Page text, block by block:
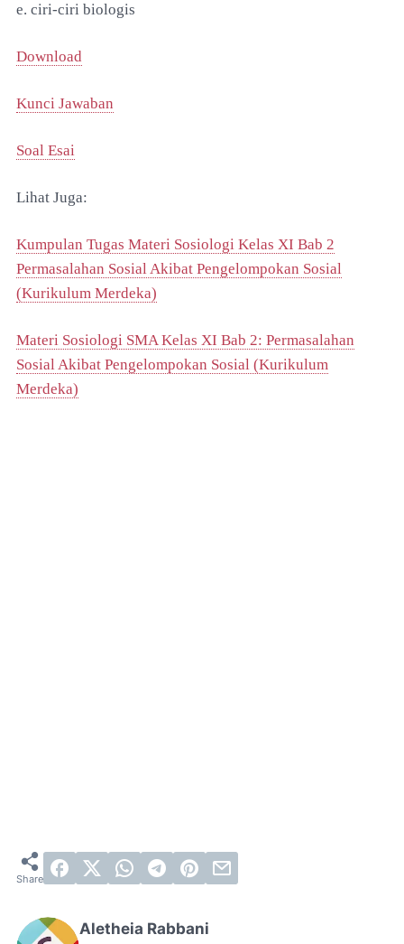
e. ciri-ciri biologis
Download
Kunci Jawaban
Soal Esai
Lihat Juga:
Kumpulan Tugas Materi Sosiologi Kelas XI Bab 2
Permasalahan Sosial Akibat Pengelompokan Sosial
(Kurikulum Merdeka)
Materi Sosiologi SMA Kelas XI Bab 2: Permasalahan
Sosial Akibat Pengelompokan Sosial (Kurikulum
Merdeka)
Aletheia Rabbani